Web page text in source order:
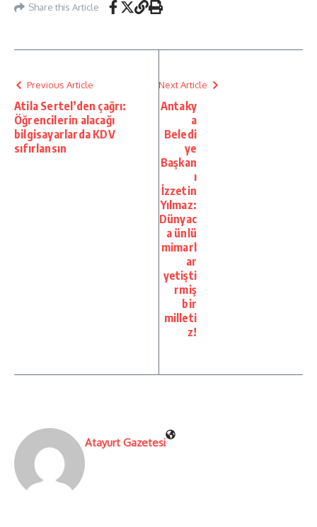
Share this Article
Previous Article
Atila Sertel’den çağrı:
Öğrencilerin alacağı
bilgisayarlarda KDV
sıfırlansın
Next Article
Antaky
a
Beledi
ye
Başkan
ı
İzzetin
Yılmaz:
Dünyac
a ünlü
mimarl
ar
yetişti
rmiş
bir
milleti
z!
Atayurt Gazetesi